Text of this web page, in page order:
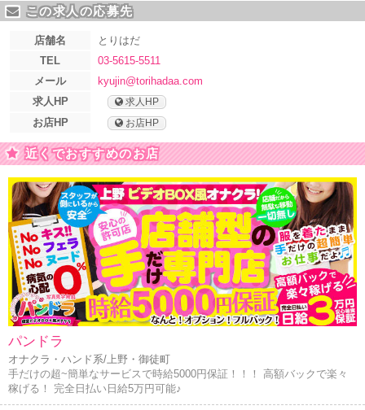
この求人の応募先
店舗名
とりはだ
TEL
03-5615-5511
メール
kyujin@torihadaa.com
求人HP
求人HP
お店HP お店HP
近くでおすすめのお店
パンドラ
オナクラ・ハンド系/上野・御徒町
手だけの超~簡単なサービスで時給5000円保証！！！ 高額バックで楽々
稼げる！ 完全日払い日給5万円可能♪